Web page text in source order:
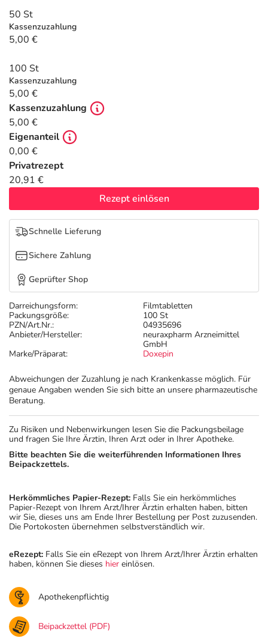
Tierapotheke
Vitamine & Mineralstoffe
Marken
Salus Deals
Darreichungsform:
Filmtabletten
Packungsgröße:
100 St
PZN/Art.Nr.:
04935696
Anbieter/Hersteller:
neuraxpharm Arzneimittel
GmbH
Marke/Präparat:
Doxepin
Abweichungen der Zuzahlung je nach Krankenkasse möglich. Für
genaue Angaben wenden Sie sich bitte an unsere pharmazeutische
Beratung.
50 St
Kassenzuzahlung
5,00 €
100 St
Kassenzuzahlung
5,00 €
Kassenzuzahlung
5,00 €
Eigenanteil
0,00 €
Privatrezept
20,91 €
Rezept einlösen
Schnelle Lieferung
Sichere Zahlung
Geprüfter Shop
Zu Risiken und Nebenwirkungen lesen Sie die Packungsbeilage
und fragen Sie Ihre Ärztin, Ihren Arzt oder in Ihrer Apotheke.
Bitte beachten Sie die weiterführenden Informationen Ihres
Beipackzettels.
Herkömmliches Papier-Rezept: Falls Sie ein herkömmliches
Papier-Rezept von Ihrem Arzt/Ihrer Ärztin erhalten haben, bitten
wir Sie, dieses uns am Ende Ihrer Bestellung per Post zuzusenden.
Die Portokosten übernehmen selbstverständlich wir.
eRezept: Falls Sie ein eRezept von Ihrem Arzt/Ihrer Ärztin erhalten
haben, können Sie dieses hier einlösen.
Apothekenpflichtig
Beipackzettel (PDF)